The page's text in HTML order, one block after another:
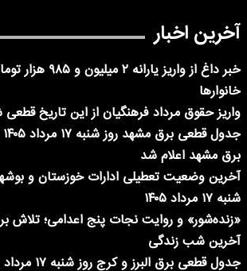
آخرین اخبار
خبر داغ از واریز
خانوارها
واریز حقوق مرداد فرهنگیان از این تاریخ
برق مشهد اعلام شد
آخرین وضعیت تعطیلی ادارات خوزستان و
شنبه ۱۷ مرداد ۱۴۰۵
«زنده‌شور» و روایت نجات پنج اعدامی؛
آخرین شب زندگی